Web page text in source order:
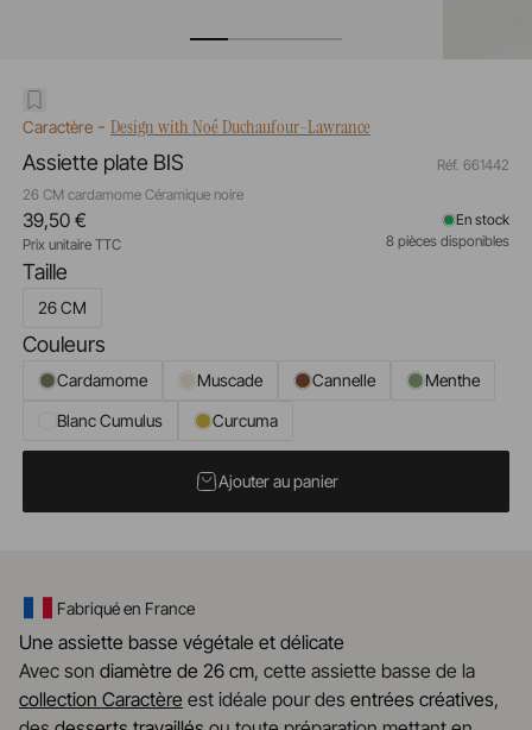
Caractère- Design with Noé Duchaufour-Lawrance
Assiette plate BIS
26 CM cardamome Céramique noire
Réf. 661442
Taille
26 CM
Couleurs
Cardamome Muscade Cannelle
Menthe
Blanc Cumulus
Curcuma
39,50 €
Prix unitaire TTC
En stock
8 pièces disponibles
Ajouter au panier
Fabriqué en France
Une assiette basse végétale et délicate
Avec son diamètre de 26 cm, cette assiette basse de la
collection Caractère est idéale pour des entrées créatives,